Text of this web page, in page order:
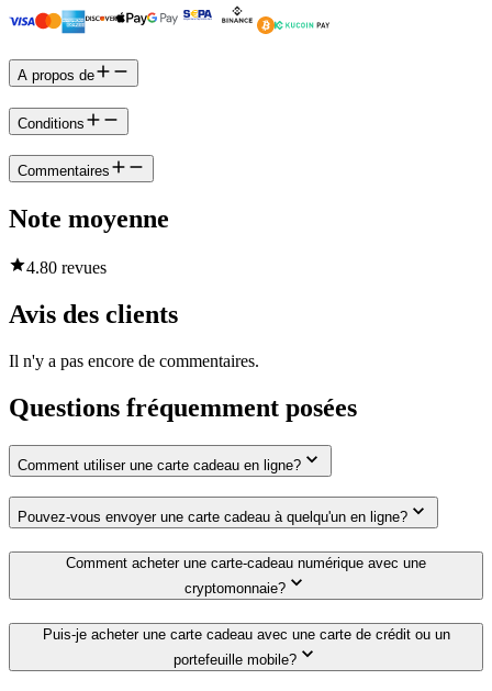
A propos de
Conditions
Commentaires
Note moyenne
4.80 revues
Avis des clients
Il n'y a pas encore de commentaires.
Questions fréquemment posées
Comment utiliser une carte cadeau en ligne?
Pouvez-vous envoyer une carte cadeau à quelqu'un en ligne?
Comment acheter une carte-cadeau numérique avec une
cryptomonnaie?
Puis-je acheter une carte cadeau avec une carte de crédit ou un
portefeuille mobile?